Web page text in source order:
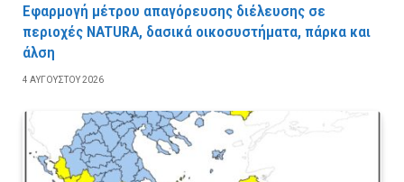
Εφαρμογή μέτρου απαγόρευσης διέλευσης σε
περιοχές NATURA, δασικά οικοσυστήματα, πάρκα και
άλση
4 ΑΥΓΟΎΣΤΟΥ 2026